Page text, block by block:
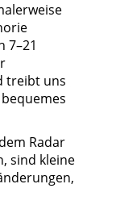
7–21
treibt uns
Radar
sind kleine